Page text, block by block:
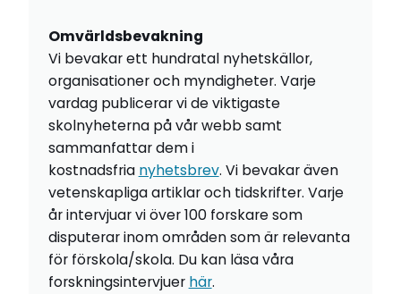
Omvärldsbevakning
Vi bevakar ett hundratal nyhetskällor,
organisationer och myndigheter. Varje
vardag publicerar vi de viktigaste
skolnyheterna på vår webb samt
sammanfattar dem i
kostnadsfria nyhetsbrev. Vi bevakar även
vetenskapliga artiklar och tidskrifter. Varje
år intervjuar vi över 100 forskare som
disputerar inom områden som är relevanta
för förskola/skola. Du kan läsa våra
forskningsintervjuer här.